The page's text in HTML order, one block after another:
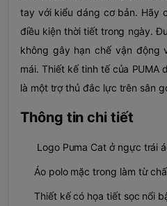
tay với kiểu dáng cơ bản. Hãy
điều kiện thời tiết trong ngày.
không gây hạn chế vận động
mái. Thiết kế tinh tế của PUMA
là một trợ thủ đắc lực trên sân
Thông tin chi tiết
Logo Puma Cat ở ngực trái
Áo polo mặc trong làm từ
Thiết kế có họa tiết sọc nổi